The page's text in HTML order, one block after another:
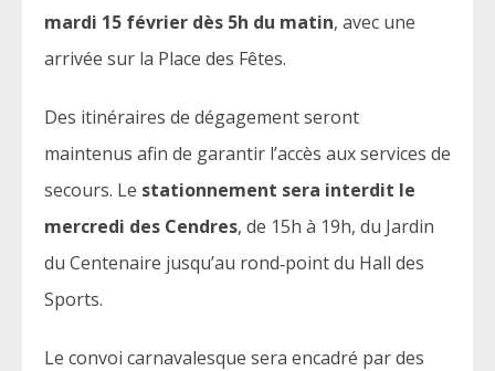
mardi 15 février dès 5h du matin, avec une
arrivée sur la Place des Fêtes.
Des itinéraires de dégagement seront
maintenus afin de garantir l’accès aux services de
secours. Le stationnement sera interdit le
mercredi des Cendres, de 15h à 19h, du Jardin
du Centenaire jusqu’au rond‑point du Hall des
Sports.
Le convoi carnavalesque sera encadré par des